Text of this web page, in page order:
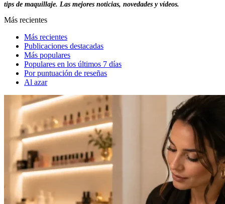
tips de maquillaje. Las mejores noticias, novedades y vídeos.
Más recientes
Más recientes
Publicaciones destacadas
Más populares
Populares en los últimos 7 días
Por puntuación de reseñas
Al azar